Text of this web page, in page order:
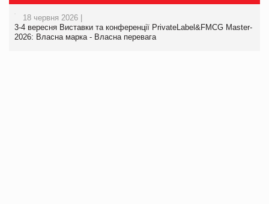
18 червня 2026 |
3-4 вересня Виставки та конференції PrivateLabel&FMCG Master-
2026: Власна марка - Власна перевага